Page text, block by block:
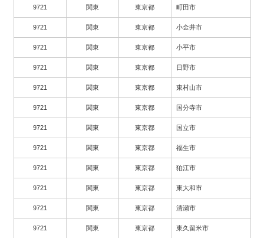
9721 関東 東京都 町田市
9721 関東 東京都 小金井市
9721 関東 東京都 小平市
9721 関東 東京都 日野市
9721 関東 東京都 東村山市
9721 関東 東京都 国分寺市
9721 関東 東京都 国立市
9721 関東 東京都 福生市
9721 関東 東京都 狛江市
9721 関東 東京都 東大和市
9721 関東 東京都 清瀬市
9721 関東 東京都 東久留米市